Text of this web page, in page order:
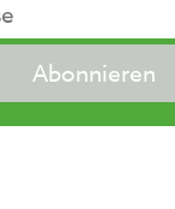
Abonnieren